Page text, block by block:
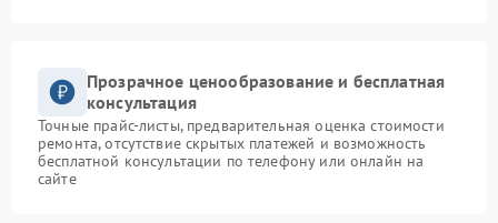
Прозрачное ценообразование и бесплатная
консультация
Точные прайс-листы, предварительная оценка стоимости
ремонта, отсутствие скрытых платежей и возможность
бесплатной консультации по телефону или онлайн на
сайте